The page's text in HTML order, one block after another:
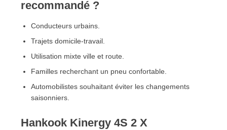
recommandé ?
Conducteurs urbains.
Trajets domicile-travail.
Utilisation mixte ville et route.
Familles recherchant un pneu confortable.
Automobilistes souhaitant éviter les changements
saisonniers.
Hankook Kinergy 4S 2 X